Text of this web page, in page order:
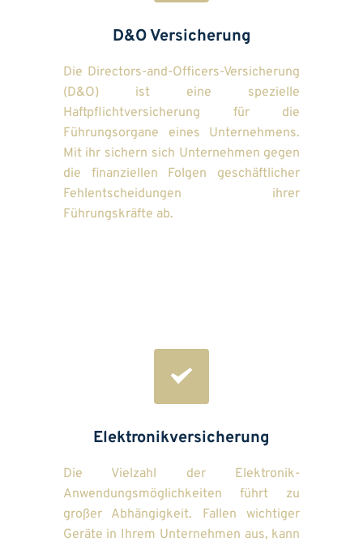
D&O Versicherung
Die Directors-and-Officers-Versicherung
(D&O) ist eine spezielle
Haftpflichtversicherung für die
Führungsorgane eines Unternehmens.
Mit ihr sichern sich Unternehmen gegen
die finanziellen Folgen geschäftlicher
Fehlentscheidungen ihrer
Führungskräfte ab.
Elektronikversicherung
Die Vielzahl der Elektronik-
Anwendungsmöglichkeiten führt zu
großer Abhängigkeit. Fallen wichtiger
Geräte in Ihrem Unternehmen aus, kann